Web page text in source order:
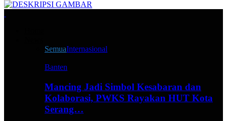
SemuaInternasional
Banten
Mancing Jadi Simbol Kesabaran dan
Kolaborasi, PWKS Rayakan HUT Kota
Serang…